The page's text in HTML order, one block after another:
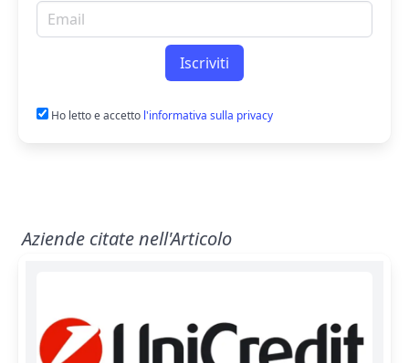
Email per newsletter
Iscriviti
Ho letto e accetto l'informativa sulla privacy
Aziende citate nell'Articolo